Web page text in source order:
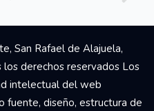
San Rafael de Alajuela,
los derechos reservados Los
intelectual del web
fuente, diseño, estructura de